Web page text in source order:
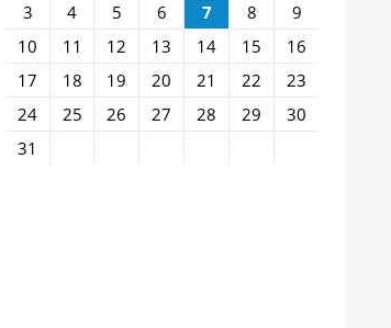
3
4 5 6 7 8
9
10
11 12 13 14 15
16
17
18 19 20 21 22
23
24
25 26 27 28 29
30
31